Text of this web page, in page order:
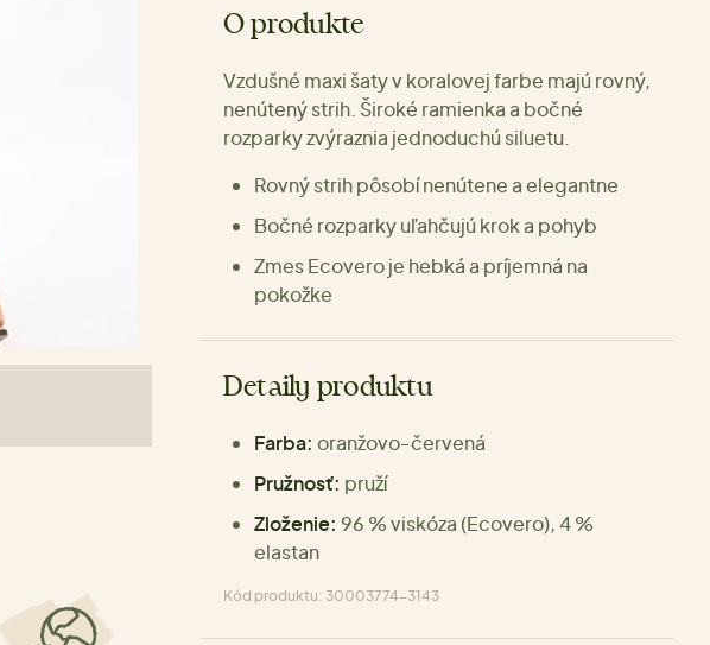
O produkte
Vzdušné maxi šaty v koralovej farbe majú rovný,
nenútený strih. Široké ramienka a bočné
rozparky zvýraznia jednoduchú siluetu.
Rovný strih pôsobí nenútene a elegantne
Bočné rozparky uľahčujú krok a pohyb
Zmes Ecovero je hebká a príjemná na
pokožke
Detaily produktu
Farba: oranžovo-červená
Pružnosť: pruží
Zloženie: 96 % viskóza (Ecovero), 4 %
elastan
Kód produktu: 30003774-3143